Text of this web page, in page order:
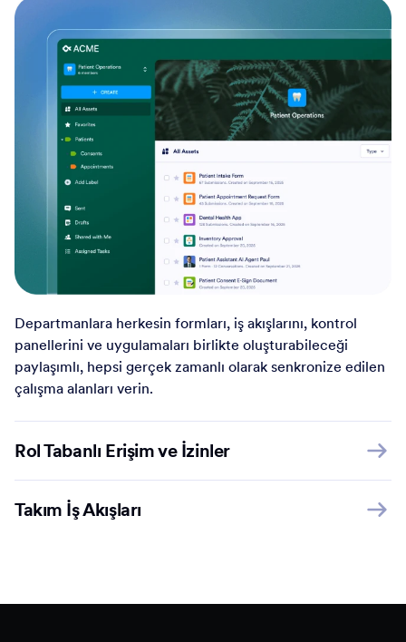
Departmanlara herkesin formları, iş akışlarını, kontrol
panellerini ve uygulamaları birlikte oluşturabileceği
paylaşımlı, hepsi gerçek zamanlı olarak senkronize edilen
çalışma alanları verin.
Rol Tabanlı Erişim ve İzinler
Takım İş Akışları